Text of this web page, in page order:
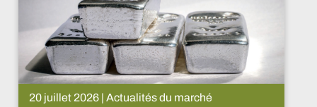
15 juillet 2026 | Actualités du